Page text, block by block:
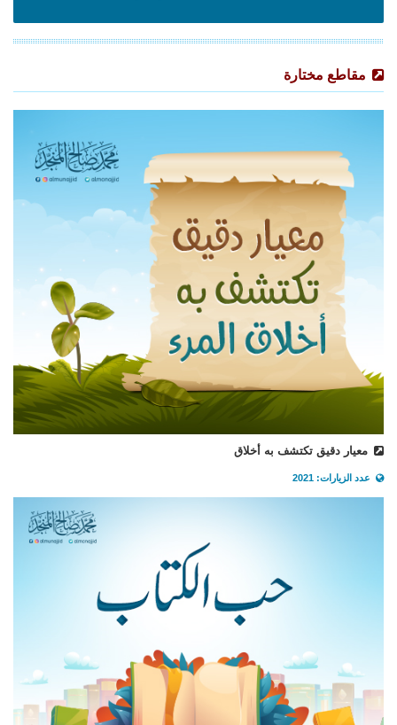
مقاطع مختارة
معيار دقيق تكتشف به أخلاق
عدد الزيارات: 2021